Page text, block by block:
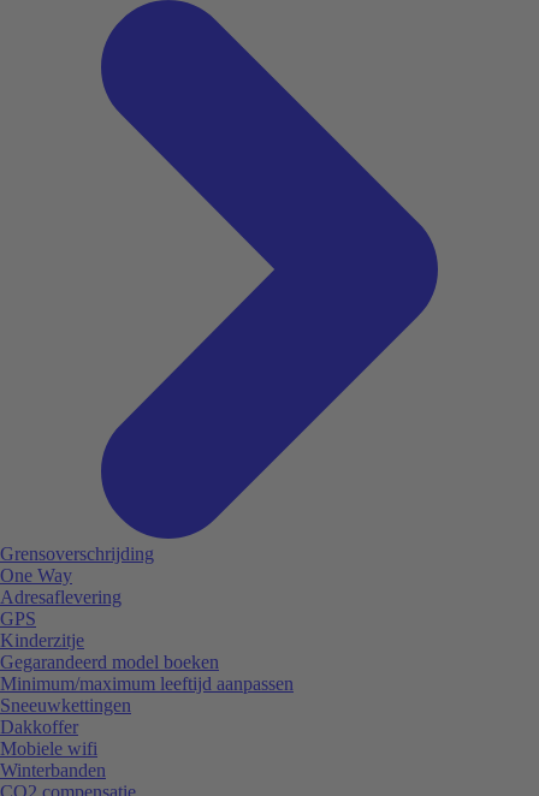
Grensoverschrijding
One Way
Adresaflevering
GPS
Kinderzitje
Gegarandeerd model boeken
Minimum/maximum leeftijd aanpassen
Sneeuwkettingen
Dakkoffer
Mobiele wifi
Winterbanden
CO2 compensatie